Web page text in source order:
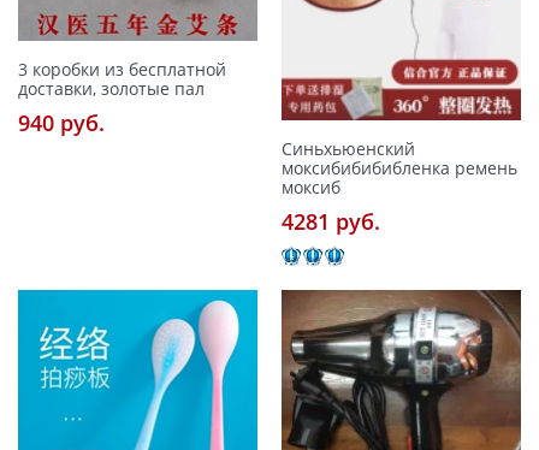
3 коробки из бесплатной
доставки, золотые пал
940 pуб.
Синьхьюенский
моксибибибибленка ремень
моксиб
4281 pуб.